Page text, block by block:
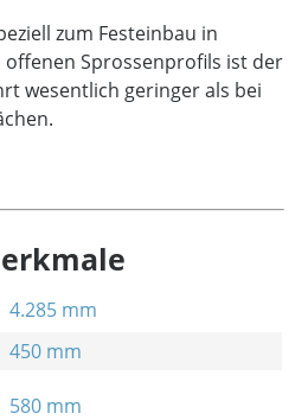
zum Festeinbau in
offenen Sprossenprofils ist der
wesentlich geringer als bei
4.285 mm
450 mm
580 mm